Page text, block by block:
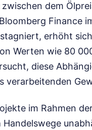
dem
Finance
erhöht
Werten wie 80
diese
verarbeitenden
im Rahmen
Handelswege